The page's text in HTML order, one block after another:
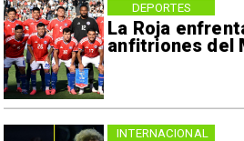
La Roja
anfitriones del
DEPORTES
INTERNACIONAL